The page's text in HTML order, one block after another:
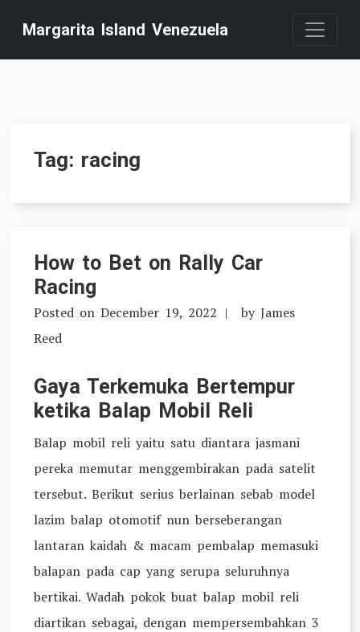
content
Margarita Island Venezuela
Tag: racing
How to Bet on Rally Car
Racing
Posted on December 19, 2022 by James
Reed
Gaya Terkemuka Bertempur
ketika Balap Mobil Reli
Balap mobil reli yaitu satu diantara jasmani
pereka memutar menggembirakan pada satelit
tersebut. Berikut serius berlainan sebab model
lazim balap otomotif nun berseberangan
lantaran kaidah & macam pembalap memasuki
balapan pada cap yang serupa seluruhnya
bertikai. Wadah pokok buat balap mobil reli
diartikan sebagai, dengan mempersembahkan 3